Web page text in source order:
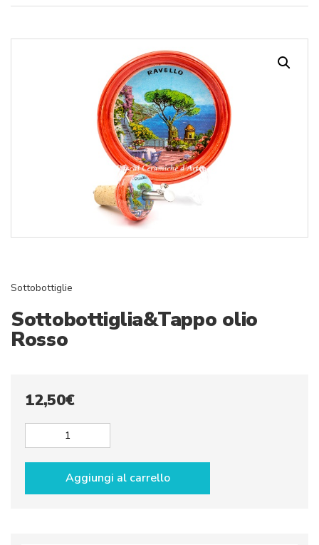
Sottobottiglie
Sottobottiglia&Tappo olio
Rosso
12,50€
Sottobottiglia&Tappo
quantitàAggiungi al carrello